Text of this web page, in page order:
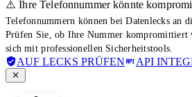
⚠️ Ihre Telefonnummer könnte
Telefonnummern können bei Datenlecks an
Prüfen Sie, ob Ihre Nummer kompromittiert
sich mit professionellen Sicherheitstools.
AUF LECKS PRÜFEN API